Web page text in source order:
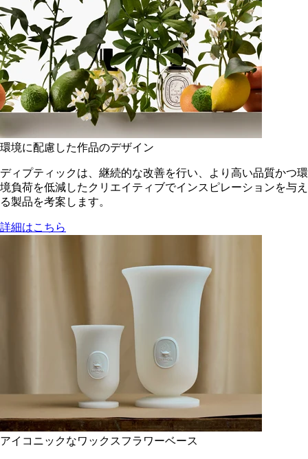
環境に配慮した作品のデザイン
ディプティックは、継続的な改善を行い、より高い品質かつ環
境負荷を低減した​クリエイティブでインスピレーションを与え
る製品を考案します。
詳細はこちら
アイコニックなワックスフラワーベース